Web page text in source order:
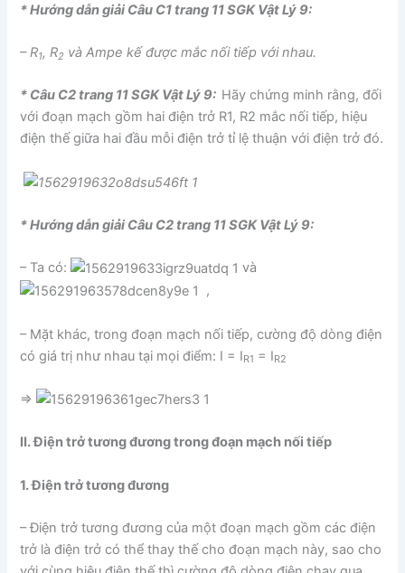
* Hướng dẫn giải Câu C1 trang 11 SGK Vật Lý 9:
– R1, R2 và Ampe kế được mắc nối tiếp với nhau.
* Câu C2 trang 11 SGK Vật Lý 9: Hãy chứng minh rằng, đối
với đoạn mạch gồm hai điện trở R1, R2 mắc nối tiếp, hiệu
điện thế giữa hai đầu mỗi điện trở tỉ lệ thuận với điện trở đó.
* Hướng dẫn giải Câu C2 trang 11 SGK Vật Lý 9:
– Ta có:
và
,
– Mặt khác, trong đoạn mạch nối tiếp, cường độ dòng điện
có giá trị như nhau tại mọi điểm: I = IR1 = IR2
⇒
II. Điện trở tương đương trong đoạn mạch nối tiếp
1. Điện trở tương đương
– Điện trở tương đương của một đoạn mạch gồm các điện
trở là điện trở có thể thay thế cho đoạn mạch này, sao cho